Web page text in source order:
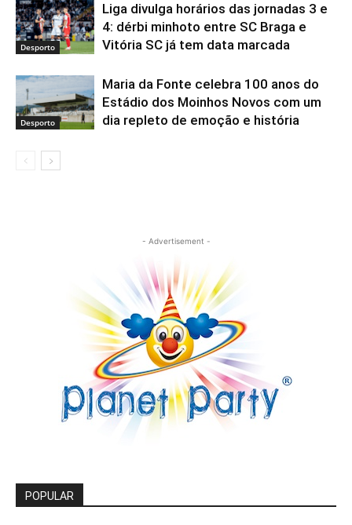
Desporto
Liga divulga horários das jornadas 3 e
4: dérbi minhoto entre SC Braga e
Vitória SC já tem data marcada
Desporto
Maria da Fonte celebra 100 anos do
Estádio dos Moinhos Novos com um
dia repleto de emoção e história
- Advertisement -
POPULAR